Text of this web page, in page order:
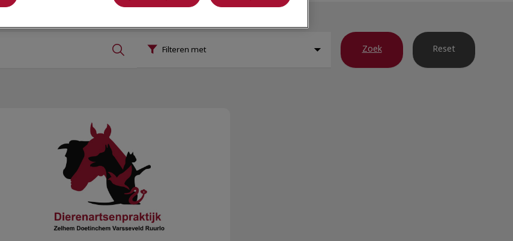
Filteren met Zoek Reset